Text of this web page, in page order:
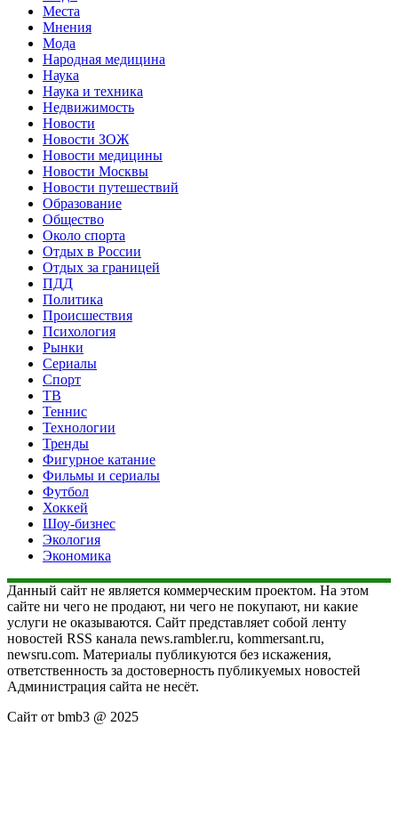
Места
Мнения
Мода
Народная медицина
Наука
Наука и техника
Недвижимость
Новости
Новости ЗОЖ
Новости медицины
Новости Москвы
Новости путешествий
Образование
Общество
Около спорта
Отдых в России
Отдых за границей
ПДД
Политика
Происшествия
Психология
Рынки
Сериалы
Спорт
ТВ
Теннис
Технологии
Тренды
Фигурное катание
Фильмы и сериалы
Футбол
Хоккей
Шоу-бизнес
Экология
Экономика
Данный сайт не является коммерческим проектом. На этом
сайте ни чего не продают, ни чего не покупают, ни какие
услуги не оказываются. Сайт представляет собой ленту
новостей RSS канала news.rambler.ru, kommersant.ru,
newsru.com. Материалы публикуются без искажения,
ответственность за достоверность публикуемых новостей
Администрация сайта не несёт.
Сайт от bmb3 @ 2025